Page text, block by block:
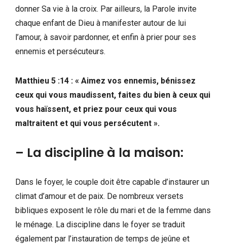
donner Sa vie à la croix. Par ailleurs, la Parole invite
chaque enfant de Dieu à manifester autour de lui
l’amour, à savoir pardonner, et enfin à prier pour ses
ennemis et persécuteurs.
Matthieu 5 :14 : « Aimez vos ennemis, bénissez
ceux qui vous maudissent, faites du bien à ceux qui
vous haïssent, et priez pour ceux qui vous
maltraitent et qui vous persécutent ».
– La discipline à la maison:
Dans le foyer, le couple doit être capable d’instaurer un
climat d’amour et de paix. De nombreux versets
bibliques exposent le rôle du mari et de la femme dans
le ménage. La discipline dans le foyer se traduit
également par l’instauration de temps de jeûne et